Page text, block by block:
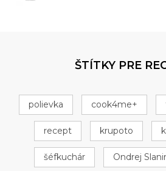
ŠTÍTKY PRE
polievka cook4me+
recept krupoto
šéfkuchár Ondrej